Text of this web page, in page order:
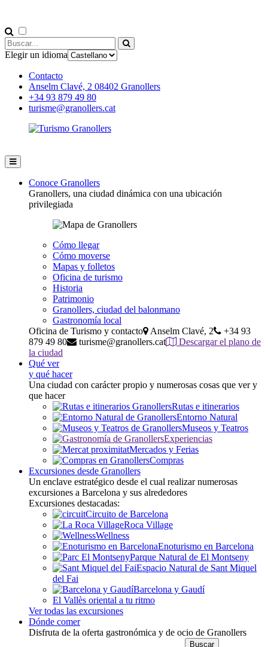
Elegir un idioma
Contacto
Anselm Clavé, 2 08402 Granollers
+34 93 879 49 80
turisme@granollers.cat
Conoce Granollers
Granollers, una ciudad dinámica con una ubicación
privilegiada
Cómo llegar
Cómo moverse
Mapas y folletos
Oficina de turismo
Historia
Patrimonio
Granollers, ciudad del balonmano
Gastronomía local
Oficina de Turismo y contacto
Anselm Clavé, 2
+34 93
879 49 80
turisme@granollers.cat
Descargar el plano de
la ciudad
Qué ver
y qué hacer
Una ciudad con carácter propio y numerosas cosas que ver y
que hacer
Rutas e itinerarios
Entorno Natural
Museos y Teatros
Experiencias
Mercados y Ferias
Compras
Excursiones desde Granollers
Un enclave estratégico desde el cual realizar numerosas
excursiones a Barcelona y sus alrededores
Excursiones destacadas:
Circuito de Barcelona
Roca Village
Wellness
Enoturismo en Barcelona
Parque Natural de El Montseny
Espacio Natural de Sant Miquel
del Fai
Barcelona y Gaudí
El Vallès oriental a tu ritmo
Ver todas las excursiones
Dónde comer
Disfruta de la oferta gastronómica y de ocio de Granollers